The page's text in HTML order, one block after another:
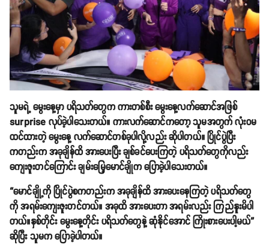
သူမရဲ့ မွေးနေ့မှာ ပရိသတ်တွေက ကားတစ်စီး မွေးနေ့လက်ဆောင်အဖြစ်
surprise လုပ်ခဲ့ပါသေးတယ်။ ကားလက်ဆောင်ကတော့ သူမအတွက် လုံးဝမ
ထင်ထားတဲ့ မွေးနေ့ လက်ဆောင်တစ်ခုပါလို့လည်း ဆိုပါတယ်။ ပြိုင်ပွဲပြီး
ကတည်းက အခုချိန်ထိ အားပေးပြီး ချစ်ခင်ပေးကြတဲ့ ပရိသတ်တွေကိုလည်း
ကျေးဇူးတင်ကြောင်း ချမ်းမြေ့မောင်ချိုက ပြောခဲ့ပါသေးတယ်။
“မောင်ချို့ကို ပြိုင်ပွဲစကတည်းက အခုချိန်ထိ အားပေးနေကြတဲ့ ပရိသတ်တွေ
ကို အရမ်းကျေးဇူးတင်တယ်။ အခုထိ အားပေးတာ အရမ်းလည်း ကြည်နူးမိပါ
တယ်။နှစ်တိုင်း မွေးနေ့တိုင်း ပရိသတ်တွေနဲ့ ဆုံနိုင်အောင် ကြိုးစားပေးပါ့မယ်”
ဆိုပြီး သူမက ပြောခဲ့ပါတယ်။